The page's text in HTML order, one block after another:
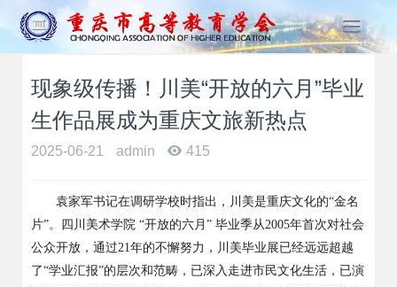
T
o
g
i
g
a
t
现象级传播！川美“开放的六月”毕业
生作品展成为重庆文旅新热点
2025-06-21 admin 415
袁家军书记在调研学校时指出，川美是重庆文化的“金名
片”。四川美术学院 “开放的六月” 毕业季从2005年首次对社会
公众开放，通过21年的不懈努力，川美毕业展已经远远超越
了“学业汇报”的层次和范畴，已深入走进市民文化生活，已演